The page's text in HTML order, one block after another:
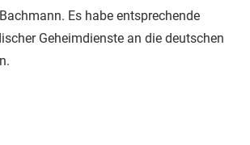
Es habe entsprechende
Geheimdienste an die deutschen